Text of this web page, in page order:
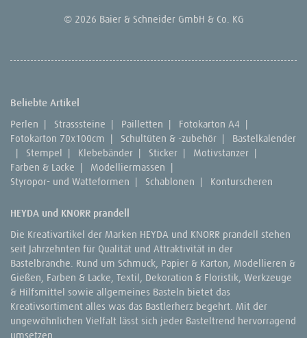
© 2026 Baier & Schneider GmbH & Co. KG
Beliebte Artikel
Perlen | Strasssteine | Pailletten | Fotokarton A4 |
Fotokarton 70x100cm | Schultüten & -zubehör |
Bastelkalender
|
Stempel | Klebebänder | Sticker | Motivstanzer |
Farben & Lacke | Modelliermassen |
Styropor- und Watteformen | Schablonen | Konturscheren
HEYDA und KNORR prandell
Die Kreativartikel der Marken HEYDA und KNORR prandell stehen
seit Jahrzehnten für Qualität und Attraktivität in der
Bastelbranche. Rund um Schmuck, Papier & Karton, Modellieren &
Gießen, Farben & Lacke, Textil, Dekoration & Floristik, Werkzeuge
& Hilfsmittel sowie allgemeines Basteln bietet das
Kreativsortiment alles was das Bastlerherz begehrt. Mit der
ungewöhnlichen Vielfalt lässt sich jeder Basteltrend hervorragend
umsetzen.